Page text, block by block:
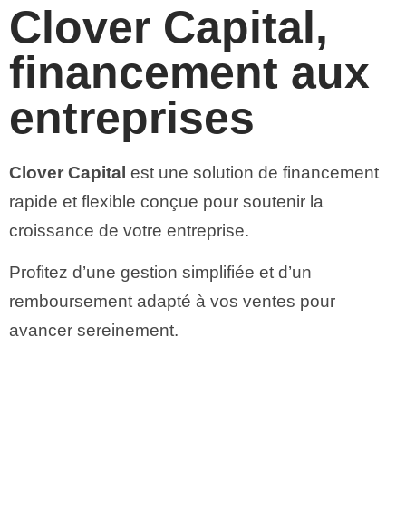
Clover Capital,
financement aux
entreprises
Clover Capital est une solution de financement
rapide et flexible conçue pour soutenir la
croissance de votre entreprise.
Profitez d’une gestion simplifiée et d’un
remboursement adapté à vos ventes pour
avancer sereinement.